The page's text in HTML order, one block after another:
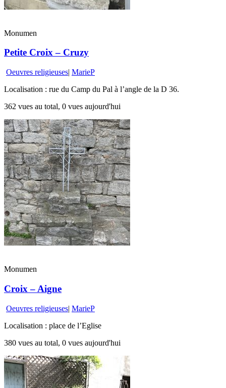
Monumen
Petite Croix – Cruzy
Oeuvres religieuses| MarieP
Localisation : rue du Camp du Pal à l’angle de la D 36.
362 vues au total, 0 vues aujourd'hui
Monumen
Croix – Aigne
Oeuvres religieuses| MarieP
Localisation : place de l’Eglise
380 vues au total, 0 vues aujourd'hui